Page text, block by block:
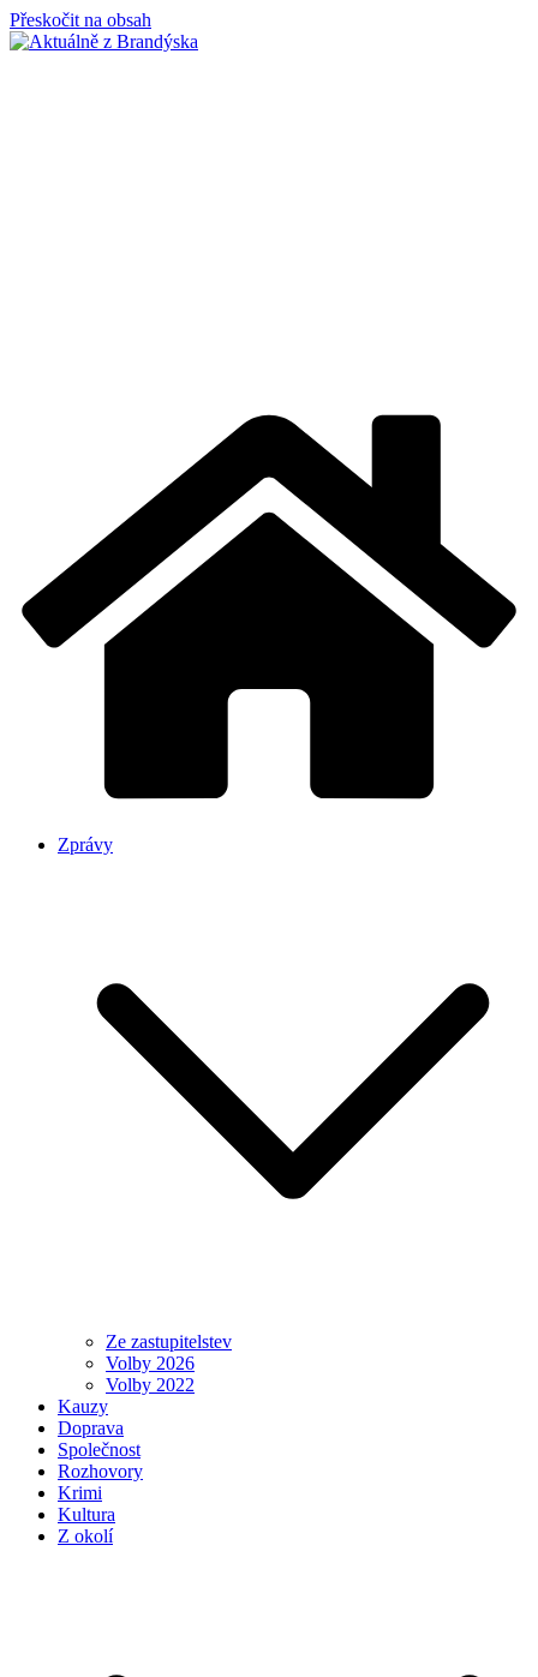
Přeskočit na obsah
Zprávy
Ze zastupitelstev
Volby 2026
Volby 2022
Kauzy
Doprava
Společnost
Rozhovory
Krimi
Kultura
Z okolí